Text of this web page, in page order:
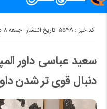
تاریخ انتشار : جمعه 8 دی 1402 - 13:06 کد خبر : 5548
سعید عباسی داور
دنبال قوی تر شدن